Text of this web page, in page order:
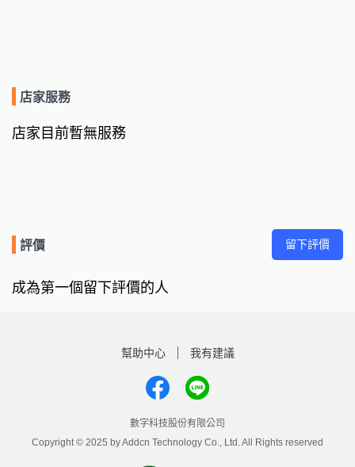
店家服務
店家目前暫無服務
評價 留下評價
成為第一個留下評價的人
幫助中心 我有建議
數字科技股份有限公司
Copyright © 2025 by Addcn Technology Co., Ltd. All Rights reserved